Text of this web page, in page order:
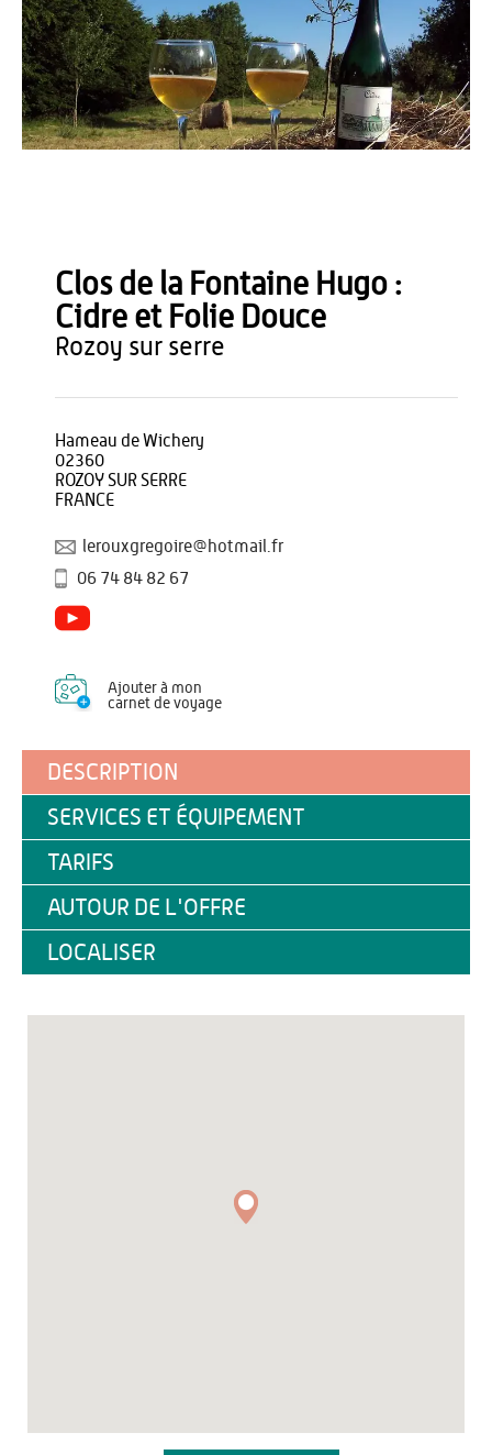
OT du Pays de Thiérache
Clos de la Fontaine Hugo :
Cidre et Folie Douce
rozoy sur serre
Hameau de Wichery
02360
ROZOY SUR SERRE
FRANCE
lerouxgregoire@hotmail.fr
06 74 84 82 67
Ajouter à mon
carnet de voyage
DESCRIPTION
SERVICES ET ÉQUIPEMENT
TARIFS
AUTOUR DE L'OFFRE
LOCALISER